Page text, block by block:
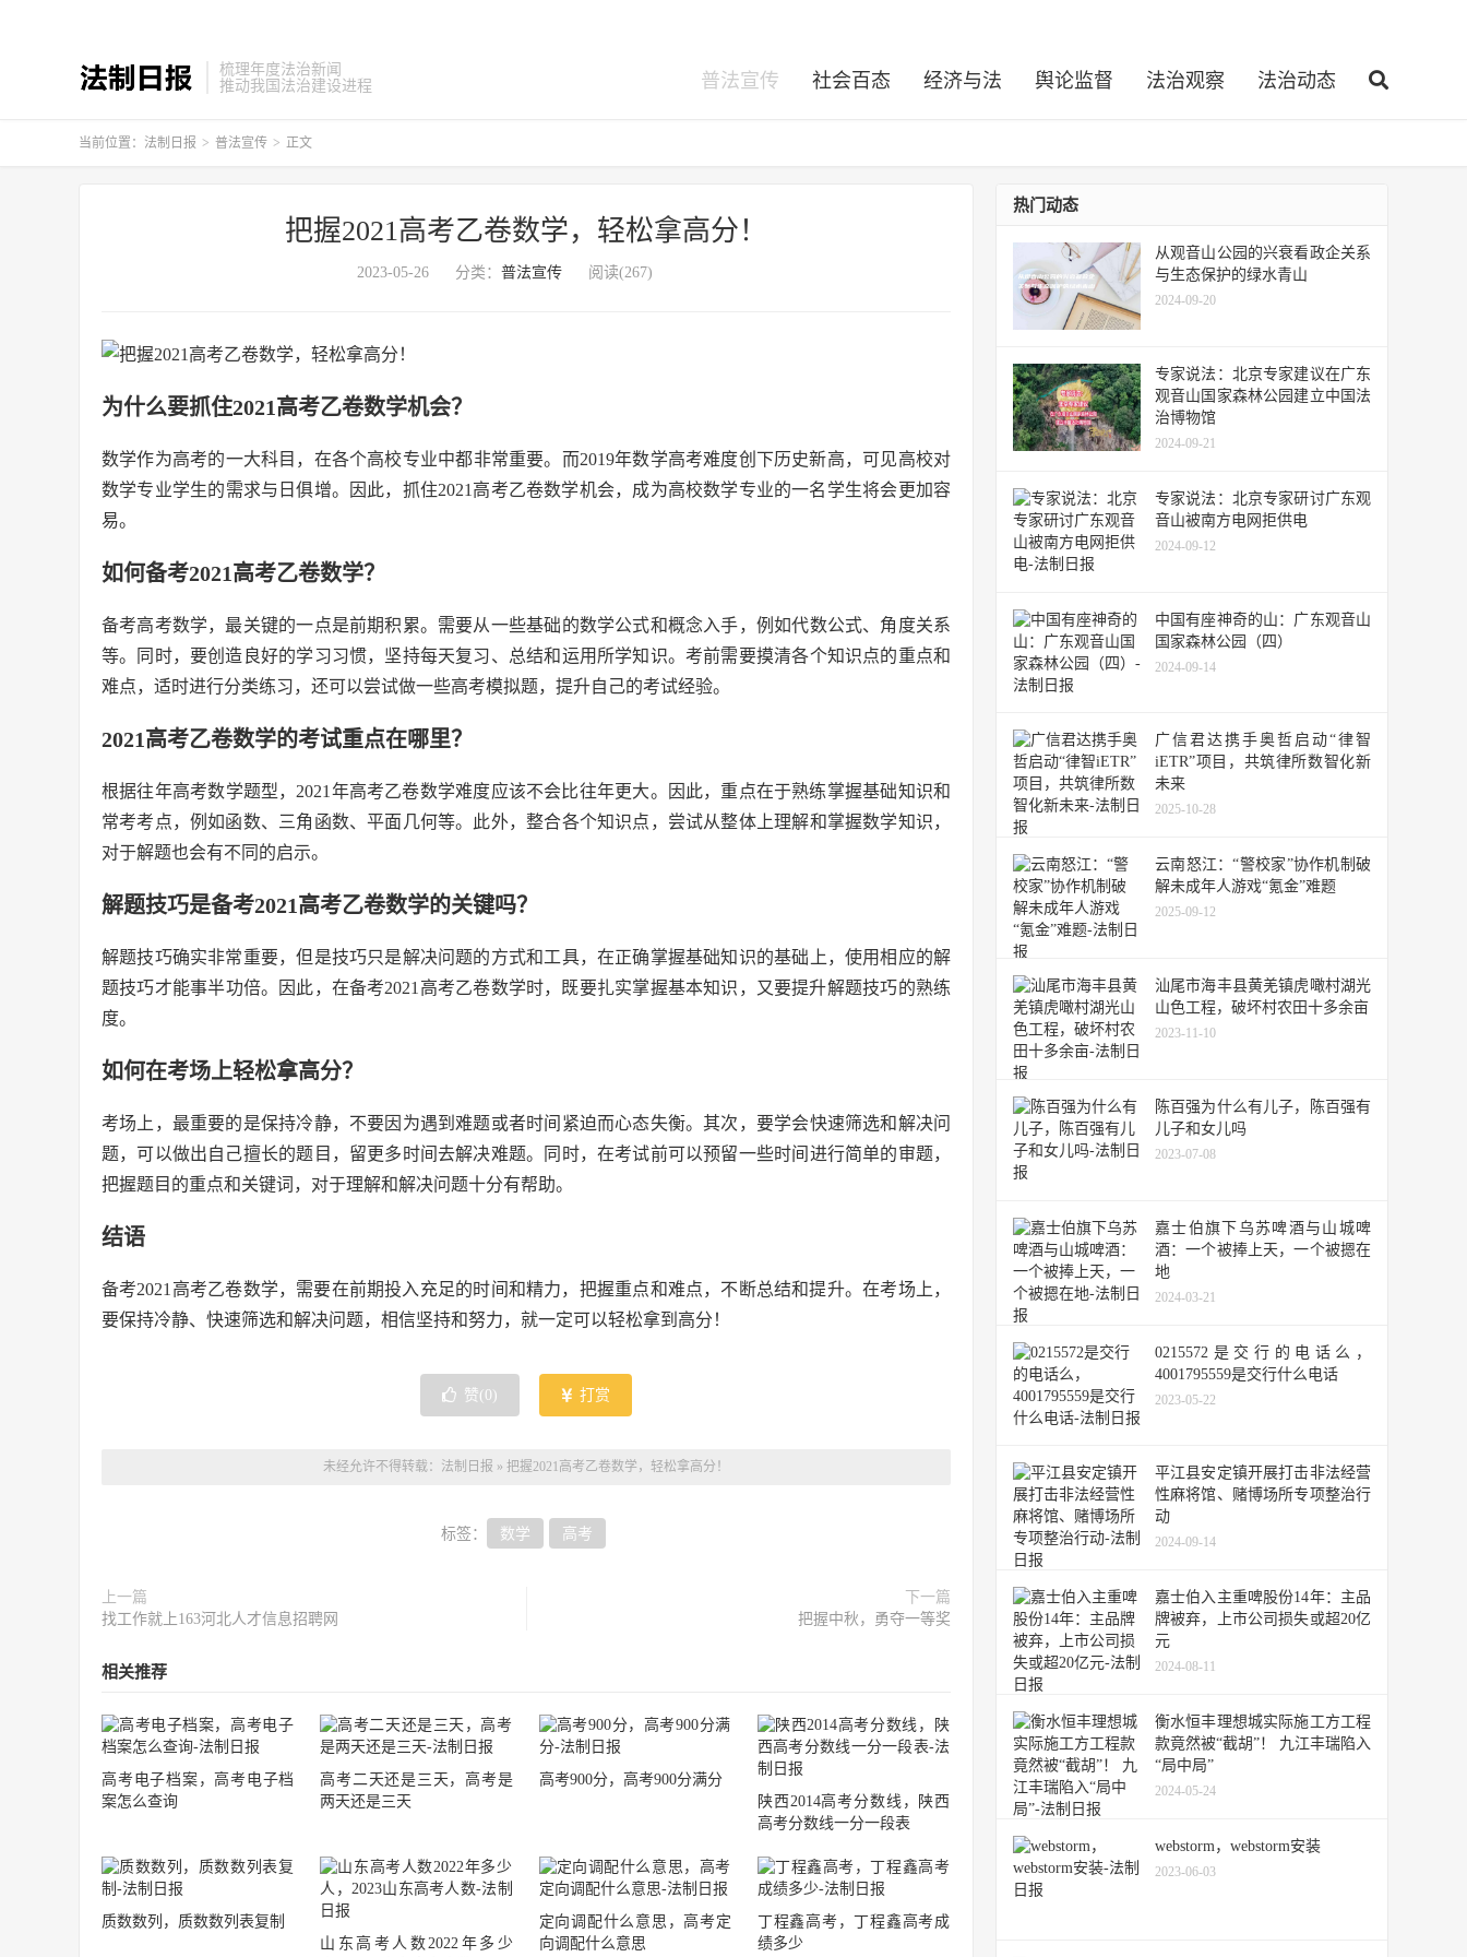
梳理年度法治新闻
推动我国法治建设进程
普法宣传 社会百态 经济与法 舆论监督 法治观察 法治动态
当前位置： 法制日报 > 普法宣传 > 正文
把握2021高考乙卷数学，轻松拿高分！
2023-05-26 分类： 普法宣传 阅读(267)
为什么要抓住2021高考乙卷数学机会？
数学作为高考的一大科目，在各个高校专业中都非常重要。而2019年数学高考难度创下历史新高，可见高校对
数学专业学生的需求与日俱增。因此，抓住2021高考乙卷数学机会，成为高校数学专业的一名学生将会更加容
易。
如何备考2021高考乙卷数学？
备考高考数学，最关键的一点是前期积累。需要从一些基础的数学公式和概念入手，例如代数公式、角度关系
等。同时，要创造良好的学习习惯，坚持每天复习、总结和运用所学知识。考前需要摸清各个知识点的重点和
难点，适时进行分类练习，还可以尝试做一些高考模拟题，提升自己的考试经验。
2021高考乙卷数学的考试重点在哪里？
根据往年高考数学题型，2021年高考乙卷数学难度应该不会比往年更大。因此，重点在于熟练掌握基础知识和
常考考点，例如函数、三角函数、平面几何等。此外，整合各个知识点，尝试从整体上理解和掌握数学知识，
对于解题也会有不同的启示。
解题技巧是备考2021高考乙卷数学的关键吗？
解题技巧确实非常重要，但是技巧只是解决问题的方式和工具，在正确掌握基础知识的基础上，使用相应的解
题技巧才能事半功倍。因此，在备考2021高考乙卷数学时，既要扎实掌握基本知识，又要提升解题技巧的熟练
度。
如何在考场上轻松拿高分？
考场上，最重要的是保持冷静，不要因为遇到难题或者时间紧迫而心态失衡。其次，要学会快速筛选和解决问
题，可以做出自己擅长的题目，留更多时间去解决难题。同时，在考试前可以预留一些时间进行简单的审题，
把握题目的重点和关键词，对于理解和解决问题十分有帮助。
结语
备考2021高考乙卷数学，需要在前期投入充足的时间和精力，把握重点和难点，不断总结和提升。在考场上，
要保持冷静、快速筛选和解决问题，相信坚持和努力，就一定可以轻松拿到高分！
赞( 0 ) 打赏
未经允许不得转载： 法制日报 » 把握2021高考乙卷数学，轻松拿高分！
标签： 数学 高考
上一篇
找工作就上163河北人才信息招聘网
下一篇
把握中秋，勇夺一等奖
相关推荐
高考电子档案，高考电子档
案怎么查询
高考二天还是三天，高考是
两天还是三天
高考900分，高考900分满分
陕西2014高考分数线，陕西
高考分数线一分一段表
质数数列，质数数列表复制
山东高考人数2022年多少
定向调配什么意思，高考定
向调配什么意思
丁程鑫高考，丁程鑫高考成
绩多少
热门动态
从观音山公园的兴衰看政企关系
与生态保护的绿水青山
2024-09-20
专家说法：北京专家建议在广东
观音山国家森林公园建立中国法
治博物馆
2024-09-21
专家说法：北京专家研讨广东观
音山被南方电网拒供电
2024-09-12
中国有座神奇的山：广东观音山
国家森林公园（四）
2024-09-14
广信君达携手奥哲启动“律智
iETR”项目，共筑律所数智化新
未来
2025-10-28
云南怒江：“警校家”协作机制破
解未成年人游戏“氪金”难题
2025-09-12
汕尾市海丰县黄羌镇虎噉村湖光
山色工程，破坏村农田十多余亩
2023-11-10
陈百强为什么有儿子，陈百强有
儿子和女儿吗
2023-07-08
嘉士伯旗下乌苏啤酒与山城啤
酒：一个被捧上天，一个被摁在
地
2024-03-21
0215572是交行的电话么，
4001795559是交行什么电话
2023-05-22
平江县安定镇开展打击非法经营
性麻将馆、赌博场所专项整治行
动
2024-09-14
嘉士伯入主重啤股份14年：主品
牌被弃，上市公司损失或超20亿
元
2024-08-11
衡水恒丰理想城实际施工方工程
款竟然被“截胡”！ 九江丰瑞陷入
“局中局”
2024-05-24
webstorm，webstorm安装
2023-06-03